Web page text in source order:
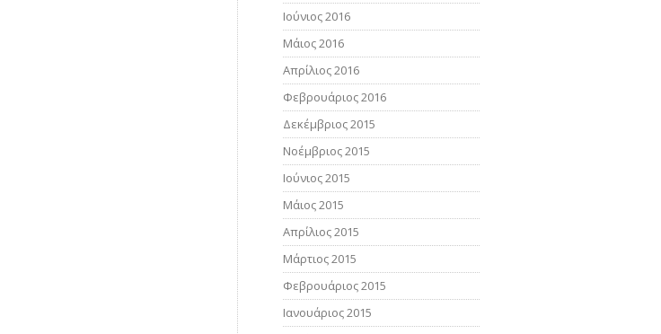
Ιούνιος 2016
Μάιος 2016
Απρίλιος 2016
Φεβρουάριος 2016
Δεκέμβριος 2015
Νοέμβριος 2015
Ιούνιος 2015
Μάιος 2015
Απρίλιος 2015
Μάρτιος 2015
Φεβρουάριος 2015
Ιανουάριος 2015